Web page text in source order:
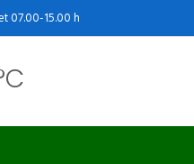
07.00-15.00 h